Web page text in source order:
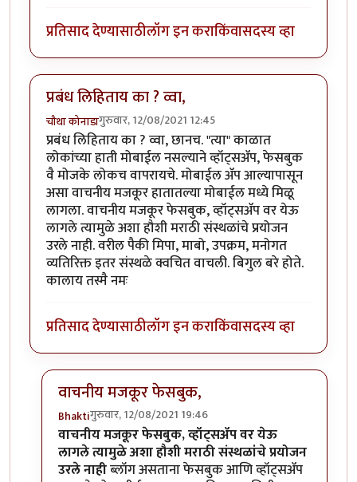
प्रतिसाद देण्यासाठीलॉग इन कराकिंवासदस्य व्हा
प्रबंध लिहिताय का ? व्वा,
चौथा कोनाडागुरुवार, 12/08/2021 12:45
प्रबंध लिहिताय का ? व्वा, छानच. "त्या" काळात
लोकांच्या हाती मोबाईल नसल्याने व्हॉट्सॲप, फेसबुक
वै मोजके लोकच वापरायचे. मोबाईल ॲप आल्यापासून
असा वाचनीय मजकूर हातातल्या मोबाईल मध्ये मिळू
लागला. वाचनीय मजकूर फेसबुक, व्हॉट्सॲप वर येऊ
लागले त्यामुळे अशा हौशी मराठी संस्थळांचे प्रयोजन
उरले नाही. वरील पैकी मिपा, माबो, उपक्रम, मनोगत
व्यतिरिक्त इतर संस्थळे क्वचित वाचली. बिगुल बरे होते.
कालाय तस्मै नमः
प्रतिसाद देण्यासाठीलॉग इन कराकिंवासदस्य व्हा
वाचनीय मजकूर फेसबुक,
Bhaktiगुरुवार, 12/08/2021 19:46
In reply toप्रबंध लिहिताय का ? व्वा,byचौथा कोनाडा
वाचनीय मजकूर फेसबुक, व्हॉट्सॲप वर येऊ
लागले त्यामुळे अशा हौशी मराठी संस्थळांचे प्रयोजन
उरले नाहीब्लॉग असताना फेसबुक आणि व्हॉट्सॲप